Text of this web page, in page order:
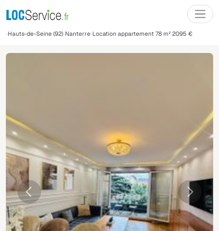
Hauts-de-Seine (92) Nanterre Location appartement 78 m² 2095 €
Précédente